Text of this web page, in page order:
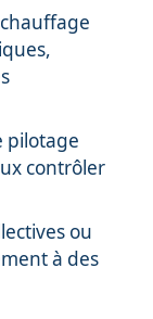
pilotage
contrôler
ou
à des